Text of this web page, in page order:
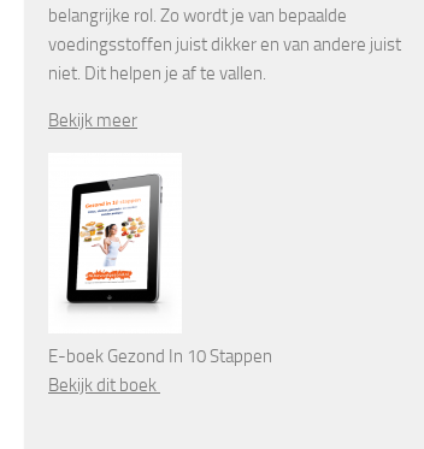
belangrijke rol. Zo wordt je van bepaalde
voedingsstoffen juist dikker en van andere juist
niet. Dit helpen je af te vallen.
Bekijk meer
E-boek Gezond In 10 Stappen
Bekijk dit boek